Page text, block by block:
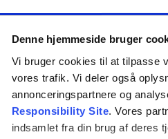
Denne hjemmeside bruger
Vi bruger cookies til at tilpasse
vores trafik. Vi deler også
annonceringspartnere og
Responsibility Site. Vores
indsamlet fra din brug af deres
Frederiksberg |